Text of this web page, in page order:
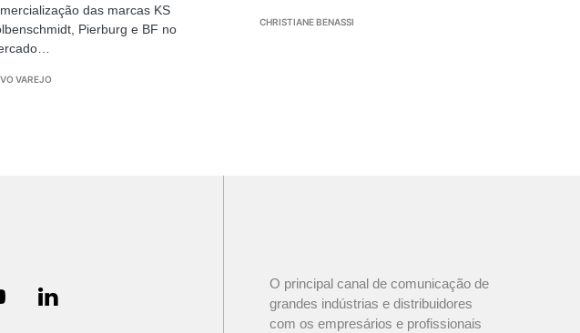
das marcas KS
Pierburg e BF no
VAREJO
CHRISTIANE BENASSI
O principal canal de comunicação de
grandes indústrias e distribuidores
com os empresários e profissionais